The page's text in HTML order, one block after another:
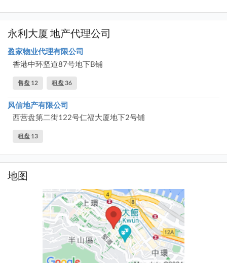
永利大厦 地产代理公司
盈家物业代理有限公司
香港中环坚道87号地下B铺
售盘 12 租盘 36
风信地产有限公司
西营盘第二街122号仁福大厦地下2号铺
租盘 13
地图